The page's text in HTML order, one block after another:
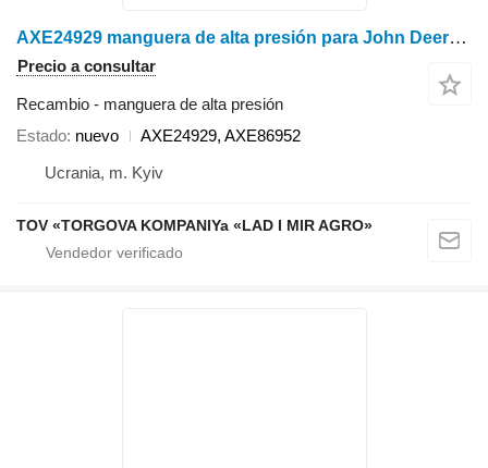
AXE24929 manguera de alta presión para John Deere W540, W550, W650, W660, S540, S550, S660, S670, S680, S690, S760, S770, S780, S790 cosechadora
Precio a consultar
Recambio - manguera de alta presión
Estado nuevo
AXE24929, AXE86952
Ucrania, m. Kyiv
TOV «TORGOVA KOMPANIYa «LAD I MIR AGRO»